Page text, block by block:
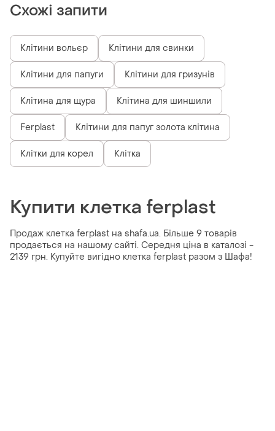
Схожі запити
Клітини вольєр Клітини для свинки
Клітини для папуги Клітини для гризунів
Клітина для щура Клітина для шиншили
Ferplast Клітини для папуг золота клітина
Клітки для корел Клітка
Купити клетка ferplast
Продаж клетка ferplast на shafa.ua. Більше 9 товарів
продається на нашому сайті. Середня ціна в каталозі -
2139 грн. Купуйте вигідно клетка ferplast разом з Шафа!